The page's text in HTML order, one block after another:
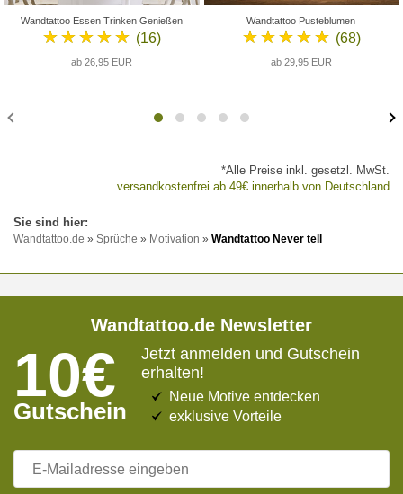
Wandtattoo Essen Trinken Genießen
★★★★★ (16)
ab 26,95 EUR
Wandtattoo Pusteblumen
★★★★★ (68)
ab 29,95 EUR
*Alle Preise inkl. gesetzl. MwSt.
versandkostenfrei ab 49€ innerhalb von Deutschland
Wandtattoo.de » Sprüche » Motivation » Wandtattoo Never tell
Wandtattoo.de Newsletter
10€
Gutschein
Jetzt anmelden und Gutschein
erhalten!
Neue Motive entdecken
exklusive Vorteile